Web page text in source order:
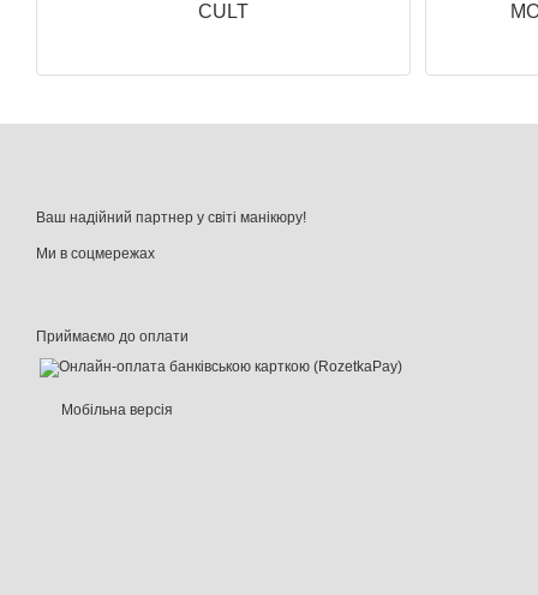
CULT
Ваш надійний партнер у світі манікюру!
Ми в соцмережах
Приймаємо до оплати
Мобільна версія